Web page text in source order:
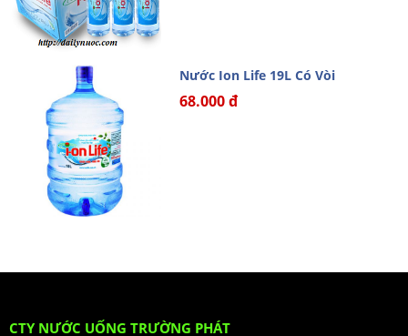
Nước Ion Life 19L Có Vòi
68.000 đ
CTY NƯỚC UỐNG TRƯỜNG PHÁT